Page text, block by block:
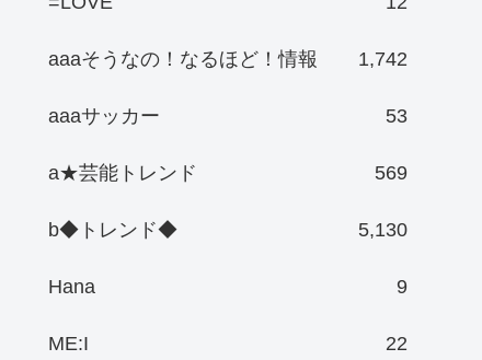
aaaそうなの！なるほど！情報 1,742
aaaサッカー 53
a★芸能トレンド 569
b◆トレンド◆ 5,130
Hana 9
ME:I 22